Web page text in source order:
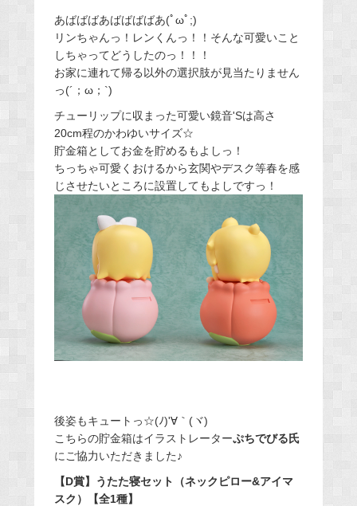
あばばばあばばばばあ(ﾟωﾟ;)
リンちゃんっ！レンくんっ！！そんな可愛いこと
しちゃってどうしたのっ！！！
お家に連れて帰る以外の選択肢が見当たりません
っ(´；ω；`)
チューリップに収まった可愛い鏡音'Sは高さ
20cm程のかわゆいサイズ☆
貯金箱としてお金を貯めるもよしっ！
ちっちゃ可愛くおけるから玄関やデスク等春を感
じさせたいところに設置してもよしですっ！
後姿もキュートっ☆(ﾉ)'∀｀(ヾ)
こちらの貯金箱はイラストレーターぷちでびる氏
にご協力いただきました♪
【D賞】うたた寝セット（ネックピロー&アイマ
スク）【全1種】